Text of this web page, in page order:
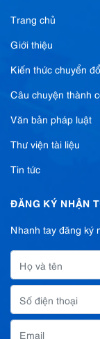
Trang chủ
Giới thiệu
Kiến thức chuyển
Câu chuyện thành
Văn bản pháp luật
Thư viện tài liệu
Tin tức
ĐĂNG KÝ NHẬN
Nhanh tay đăng ký